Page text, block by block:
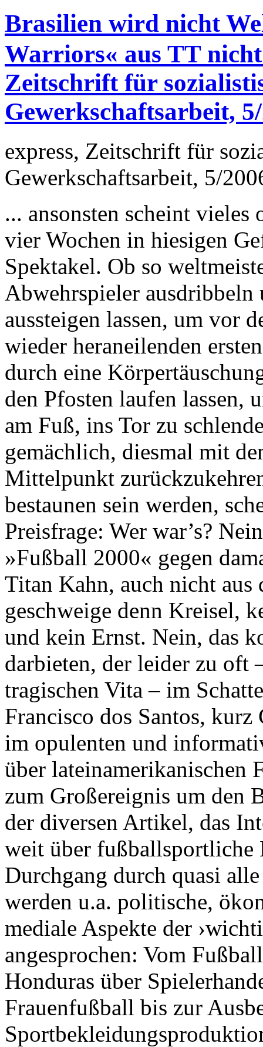
Brasilien wird nicht
Warriors« aus TT
Zeitschrift für
Gewerkschaftsarbeit,
express, Zeitschrift für
Gewerkschaftsarbeit, 5/
... ansonsten scheint vieles
vier Wochen in hiesigen
Spektakel. Ob so
Abwehrspieler ausdribbeln
aussteigen lassen, um vor
wieder heraneilenden
durch eine
den Pfosten laufen lassen,
am Fuß, ins Tor zu
gemächlich, diesmal mit
Mittelpunkt
bestaunen sein werden,
Preisfrage: Wer war’s?
»Fußball 2000« gegen
Titan Kahn, auch nicht aus
geschweige denn Kreisel,
und kein Ernst. Nein, das
darbieten, der leider zu oft
tragischen Vita – im
Francisco dos Santos, kurz
im opulenten und
über lateinamerikanischen
zum Großereignis um den
der diversen Artikel, das
weit über fußballsportliche
Durchgang durch quasi
werden u.a. politische,
mediale Aspekte der
angesprochen: Vom
Honduras über
Frauenfußball bis zur